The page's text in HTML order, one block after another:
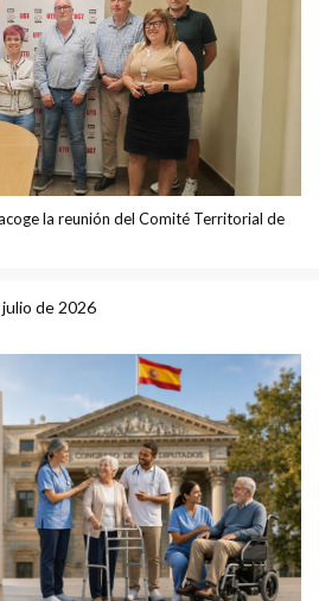
la reunión del Comité Territorial de
de 2026